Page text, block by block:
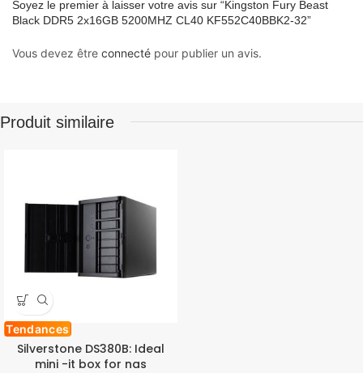
Soyez le premier à laisser votre avis sur “Kingston Fury Beast
Black DDR5 2x16GB 5200MHZ CL40 KF552C40BBK2-32”
Vous devez être connecté pour publier un avis.
Produit similaire
Tendances
Silverstone DS380B: Ideal
mini -it box for nas